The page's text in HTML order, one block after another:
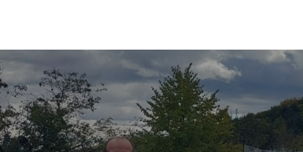
Beitragsnavigation